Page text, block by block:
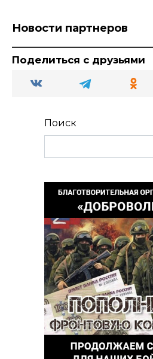
Новости партнеров
Поделиться с друзьями
Поиск